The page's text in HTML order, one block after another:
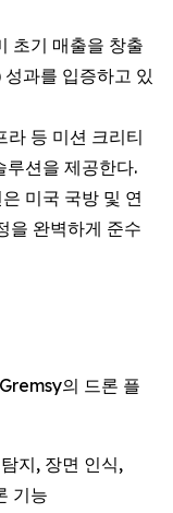
초기 매출을 창출
과를 입증하고 있
라 등 미션 크리티
루션을 제공한다.
미국 국방 및 연
을 완벽하게 준수
의 드론 플
지, 장면 인식,
기능